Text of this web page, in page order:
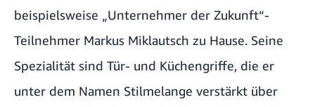
beispielsweise „Unternehmer der Zukunft“-
Teilnehmer Markus Miklautsch zu Hause. Seine
Spezialität sind Tür- und Küchengriffe, die er
unter dem Namen Stilmelange verstärkt über